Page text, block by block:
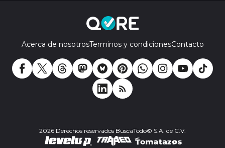
Acerca de nosotrosTerminos y condicionesContacto
2026 Derechos reservados BuscaTodo© S.A. de C.V.